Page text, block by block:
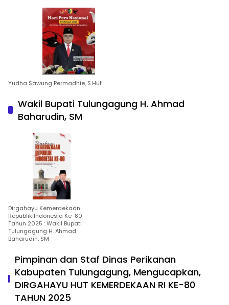
Yudha Sawung Permadhie, S.Hut
Wakil Bupati Tulungagung H. Ahmad
Baharudin, SM
Dirgahayu Kemerdekaan
Republik Indonesia Ke-80
Tahun 2025 : Wakil Bupati
Tulungagung H. Ahmad
Baharudin, SM
Pimpinan dan Staf Dinas Perikanan
Kabupaten Tulungagung, Mengucapkan,
DIRGAHAYU HUT KEMERDEKAAN RI KE-80
TAHUN 2025